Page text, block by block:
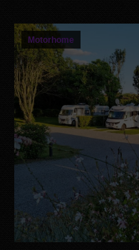
Motorhome